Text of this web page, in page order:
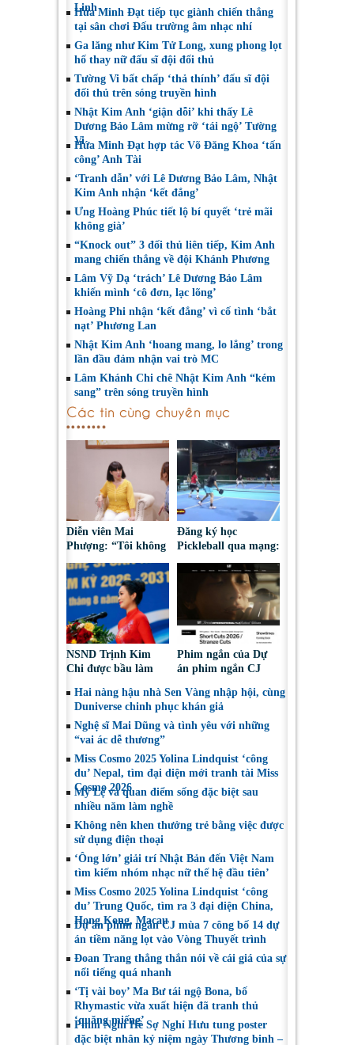
Linh
Hứa Minh Đạt tiếp tục giành chiến thắng
tại sân chơi Đấu trường âm nhạc nhí
Ga lăng như Kim Tử Long, xung phong lọt
hố thay nữ đấu sĩ đội đối thủ
Tường Vi bất chấp ‘thả thính’ đấu sĩ đội
đối thủ trên sóng truyền hình
Nhật Kim Anh ‘giận dỗi’ khi thấy Lê
Dương Bảo Lâm mừng rỡ ‘tái ngộ’ Tường
Vi
Hứa Minh Đạt hợp tác Võ Đăng Khoa ‘tấn
công’ Anh Tài
‘Tranh dẫn’ với Lê Dương Bảo Lâm, Nhật
Kim Anh nhận ‘kết đắng’
Ưng Hoàng Phúc tiết lộ bí quyết ‘trẻ mãi
không già’
“Knock out” 3 đối thủ liên tiếp, Kim Anh
mang chiến thắng về đội Khánh Phương
Lâm Vỹ Dạ ‘trách’ Lê Dương Bảo Lâm
khiến mình ‘cô đơn, lạc lõng’
Hoàng Phi nhận ‘kết đắng’ vì cố tình ‘bắt
nạt’ Phương Lan
Nhật Kim Anh ‘hoang mang, lo lắng’ trong
lần đầu đảm nhận vai trò MC
Lâm Khánh Chi chê Nhật Kim Anh “kém
sang” trên sóng truyền hình
Các tin cùng chuyên mục
Diễn viên Mai
Phượng: “Tôi không
những gì mình đã
chọn”
Đăng ký học
Pickleball qua mạng:
đoạt tài sản
NSND Trịnh Kim
Chi được bầu làm
Nghệ sĩ Sân khấu
Việt Nam
Phim ngắn của Dự
án phim ngắn CJ
tại LHP quốc tế
Toronto 2026
Hai nàng hậu nhà Sen Vàng nhập hội, cùng
Duniverse chinh phục khán giả
Nghệ sĩ Mai Dũng và tình yêu với những
“vai ác dễ thương”
Miss Cosmo 2025 Yolina Lindquist ‘công
du’ Nepal, tìm đại diện mới tranh tài Miss
Cosmo 2026
Mỹ Lệ và quan điểm sống đặc biệt sau
nhiều năm làm nghề
Không nên khen thưởng trẻ bằng việc được
sử dụng điện thoại
‘Ông lớn’ giải trí Nhật Bản đến Việt Nam
tìm kiếm nhóm nhạc nữ thế hệ đầu tiên’
Miss Cosmo 2025 Yolina Lindquist ‘công
du’ Trung Quốc, tìm ra 3 đại diện China,
Hong Kong, Macau
Dự án phim ngắn CJ mùa 7 công bố 14 dự
án tiềm năng lọt vào Vòng Thuyết trình
Đoan Trang thẳng thắn nói về cái giá của sự
nổi tiếng quá nhanh
‘Tị vài boy’ Ma Bư tái ngộ Bona, bố
Rhymastic vừa xuất hiện đã tranh thủ
‘quăng miếng’
Phim Nghỉ Hè Sợ Nghỉ Hưu tung poster
đặc biệt nhân kỷ niệm ngày Thương binh –